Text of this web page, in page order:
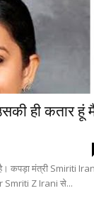
ही कतार हूं
कपड़ा मंत्री Smiriti
Smriti Z Irani से...